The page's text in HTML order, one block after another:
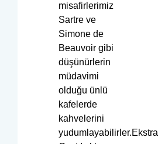
misafirlerimiz
Sartre ve
Simone de
Beauvoir gibi
düşünürlerin
müdavimi
olduğu ünlü
kafelerde
kahvelerini
yudumlayabilirler.Ekstra